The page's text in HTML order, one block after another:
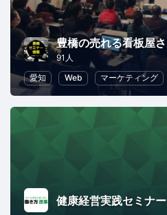
91人
愛知
Web マーケティング
健康経営実践セミナー